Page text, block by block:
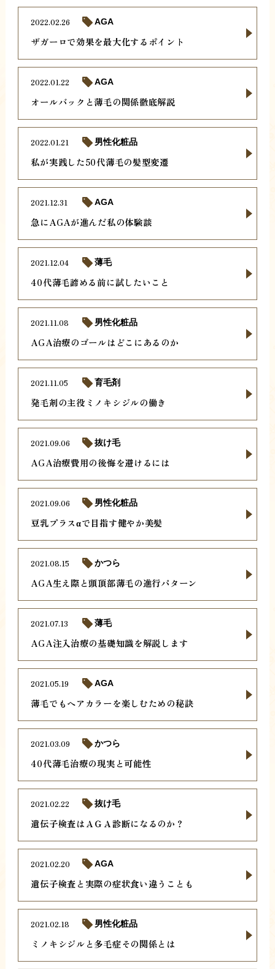
ザガーロで効果を最大化するポイント
2022.02.26 AGA
オールバックと薄毛の関係徹底解説
2022.01.22 AGA
私が実践した50代薄毛の髪型変遷
2022.01.21 男性化粧品
急にAGAが進んだ私の体験談
2021.12.31 AGA
40代薄毛諦める前に試したいこと
2021.12.04 薄毛
AGA治療のゴールはどこにあるのか
2021.11.08 男性化粧品
発毛剤の主役ミノキシジルの働き
2021.11.05 育毛剤
AGA治療費用の後悔を避けるには
2021.09.06 抜け毛
豆乳プラスαで目指す健やか美髪
2021.09.06 男性化粧品
AGA生え際と頭頂部薄毛の進行パターン
2021.08.15 かつら
AGA注入治療の基礎知識を解説します
2021.07.13 薄毛
薄毛でもヘアカラーを楽しむための秘訣
2021.05.19 AGA
40代薄毛治療の現実と可能性
2021.03.09 かつら
遺伝子検査はＡＧＡ診断になるのか？
2021.02.22 抜け毛
遺伝子検査と実際の症状食い違うことも
2021.02.20 AGA
ミノキシジルと多毛症その関係とは
2021.02.18 男性化粧品